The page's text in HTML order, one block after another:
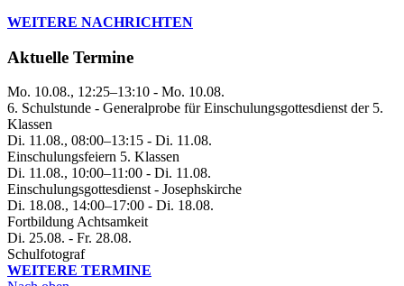
WEITERE NACHRICHTEN
Aktuelle Termine
Mo. 10.08., 12:25–13:10 - Mo. 10.08.
6. Schulstunde - Generalprobe für Einschulungsgottesdienst der 5.
Klassen
Di. 11.08., 08:00–13:15 - Di. 11.08.
Einschulungsfeiern 5. Klassen
Di. 11.08., 10:00–11:00 - Di. 11.08.
Einschulungsgottesdienst - Josephskirche
Di. 18.08., 14:00–17:00 - Di. 18.08.
Fortbildung Achtsamkeit
Di. 25.08. - Fr. 28.08.
Schulfotograf
WEITERE TERMINE